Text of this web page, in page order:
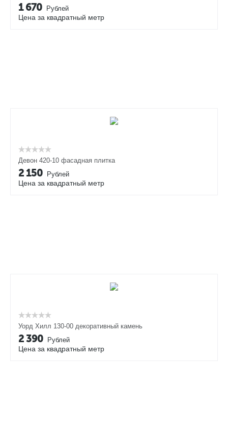
1 670 Рублей
Цена за квадратный метр
Девон 420-10 фасадная плитка
2 150 Рублей
Цена за квадратный метр
Уорд Хилл 130-00 декоративный камень
2 390 Рублей
Цена за квадратный метр